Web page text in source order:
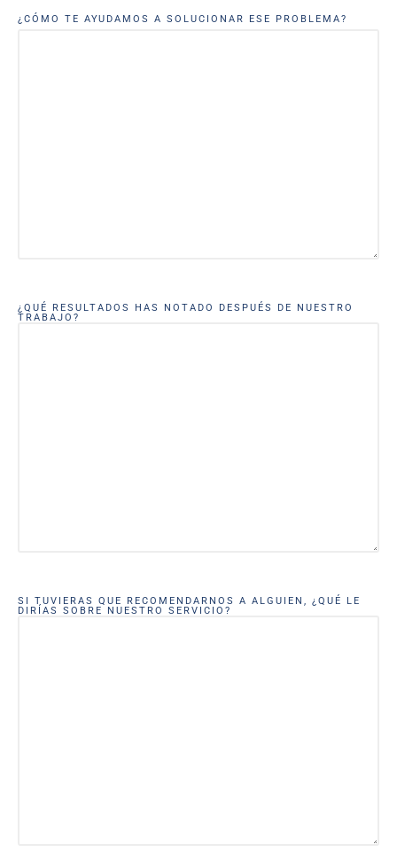
¿CÓMO TE AYUDAMOS A SOLUCIONAR ESE PROBLEMA?
¿QUÉ RESULTADOS HAS NOTADO DESPUÉS DE NUESTRO
TRABAJO?
SI TUVIERAS QUE RECOMENDARNOS A ALGUIEN, ¿QUÉ LE
DIRÍAS SOBRE NUESTRO SERVICIO?